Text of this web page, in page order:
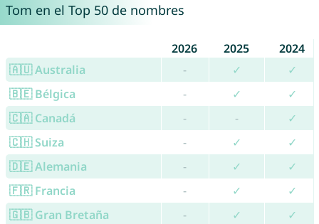
Tom en el Top 50 de nombres
2026 2025
2024
🇦🇺 Australia
- ✓
✓
🇧🇪 Bélgica
- ✓
✓
🇨🇦 Canadá
- -
✓
🇨🇭 Suiza
- ✓
✓
🇩🇪 Alemania
- ✓
✓
🇫🇷 Francia
- ✓
✓
🇬🇧 Gran Bretaña
- ✓
✓